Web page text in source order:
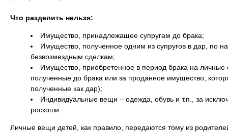
Что разделить нельзя:
Имущество, принадлежащее супругам до брака;
Имущество, полученное одним из супругов в дар, по
безвозмездным сделкам;
Имущество, приобретенное в период брака на личные
полученные до брака или за проданное имущество,
полученные как дар);
Индивидуальные вещи – одежда, обувь и т.п., за
роскоши.
Личные вещи детей, как правило, передаются тому из